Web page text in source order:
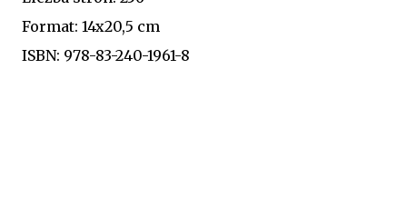
Format: 14x20,5 cm
ISBN: 978-83-240-1961-8